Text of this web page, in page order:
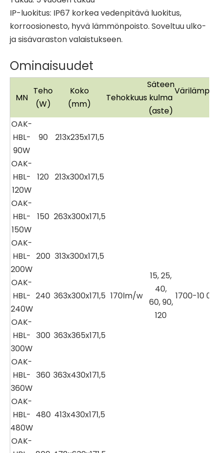
IP-luokitus: IP67 korkea vedenpitävä luokitus,
korroosionesto, hyvä lämmönpoisto. Soveltuu ulko-
ja sisävaraston valaistukseen.
Ominaisuudet
MN
Teho
(W)
Koko
(mm)
Tehokkuus
Säteen
kulma
(aste)
OAK-
HBL-
90W
90 213x235x171,5
170lm/w
15, 25,
40,
60, 90,
120
1700-10
OAK-
HBL-
120W
120 213x300x171,5
OAK-
HBL-
150W
150 263x300x171,5
OAK-
HBL-
200W
200 313x300x171,5
OAK-
HBL-
240W
240 363x300x171,5
OAK-
HBL-
300W
300 363x365x171,5
OAK-
HBL-
360W
360 363x430x171,5
OAK-
HBL-
480W
480 413x430x171,5
OAK-